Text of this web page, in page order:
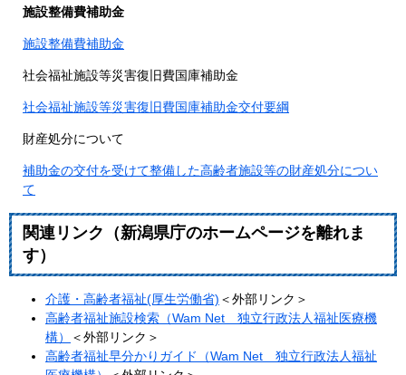
施設整備費補助金
施設整備費補助金
社会福祉施設等災害復旧費国庫補助金
社会福祉施設等災害復旧費国庫補助金交付要綱
財産処分について
補助金の交付を受けて整備した高齢者施設等の財産処分につい
て
関連リンク（新潟県庁のホームページを離れま
す）
介護・高齢者福祉(厚生労働省) ＜外部リンク＞
高齢者福祉施設検索（Wam Net 独立行政法人福祉医療機
構）
＜外部リンク＞
高齢者福祉早分かりガイド（Wam Net 独立行政法人福祉